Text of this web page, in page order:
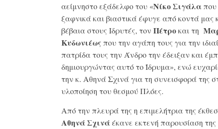
αείμνηστο εξάδελφο του «Νίκο Σιγάλαπου
ξαφνικά και βιαστικά έφυγε από κοντά μας
βέβαια στους Ιδρυτές, τον Πέτροκαι τη
Κυδωνιέωςπου την αγάπη τους για την
πατρίδα τους την Άνδρο την έδειξαν και
δημιουργώντας αυτό το Ίδρυμα», ενώ
την κ. Αθηνά Σχινά για τη συνεισφορά της
υλοποίηση του θεσμού Πλόες.
Από την πλευρά της η επιμελήτρια της
Αθηνά Σχινάέκανε εκτενή παρουσίαση της